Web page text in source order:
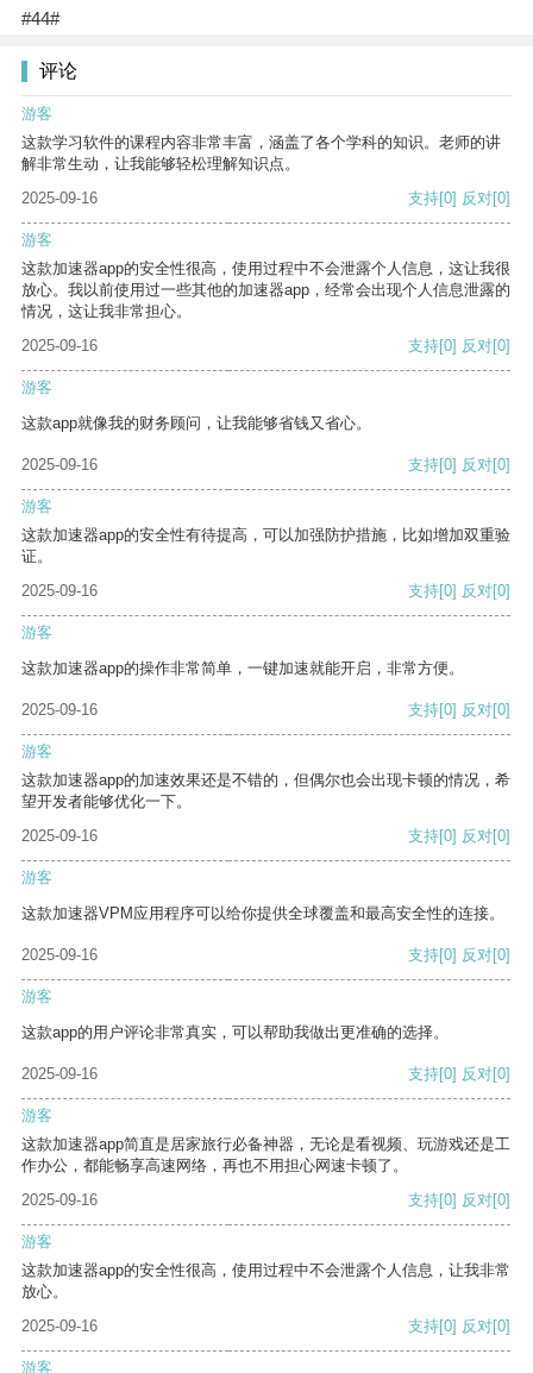
#44#
评论
游客
这款学习软件的课程内容非常丰富，涵盖了各个学科的知识。老师的讲
解非常生动，让我能够轻松理解知识点。
2025-09-16
支持[0] 反对[0]
游客
这款加速器app的安全性很高，使用过程中不会泄露个人信息，这让我很
放心。我以前使用过一些其他的加速器app，经常会出现个人信息泄露的
情况，这让我非常担心。
2025-09-16
支持[0] 反对[0]
游客
这款app就像我的财务顾问，让我能够省钱又省心。
2025-09-16 支持[0] 反对[0]
游客
这款加速器app的安全性有待提高，可以加强防护措施，比如增加双重验
证。
2025-09-16
支持[0] 反对[0]
游客
这款加速器app的操作非常简单，一键加速就能开启，非常方便。
2025-09-16 支持[0] 反对[0]
游客
这款加速器app的加速效果还是不错的，但偶尔也会出现卡顿的情况，希
望开发者能够优化一下。
2025-09-16
支持[0] 反对[0]
游客
这款加速器VPM应用程序可以给你提供全球覆盖和最高安全性的连接。
2025-09-16 支持[0] 反对[0]
游客
这款app的用户评论非常真实，可以帮助我做出更准确的选择。
2025-09-16 支持[0] 反对[0]
游客
这款加速器app简直是居家旅行必备神器，无论是看视频、玩游戏还是工
作办公，都能畅享高速网络，再也不用担心网速卡顿了。
2025-09-16
支持[0] 反对[0]
游客
这款加速器app的安全性很高，使用过程中不会泄露个人信息，让我非常
放心。
2025-09-16
支持[0] 反对[0]
游客